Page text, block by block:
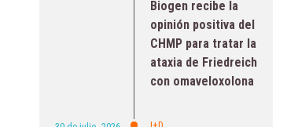
Biogen recibe la
opinión positiva del
CHMP para tratar la
ataxia de Friedreich
con omaveloxolona